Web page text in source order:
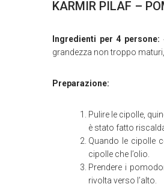
KARMIR PILAF –
Ingredienti per 4 persone:
grandezza non troppo
Preparazione:
Pulire le cipolle,
è stato fatto
Quando le cipolle
cipolle che l’olio.
Prendere i
rivolta verso l’alto.